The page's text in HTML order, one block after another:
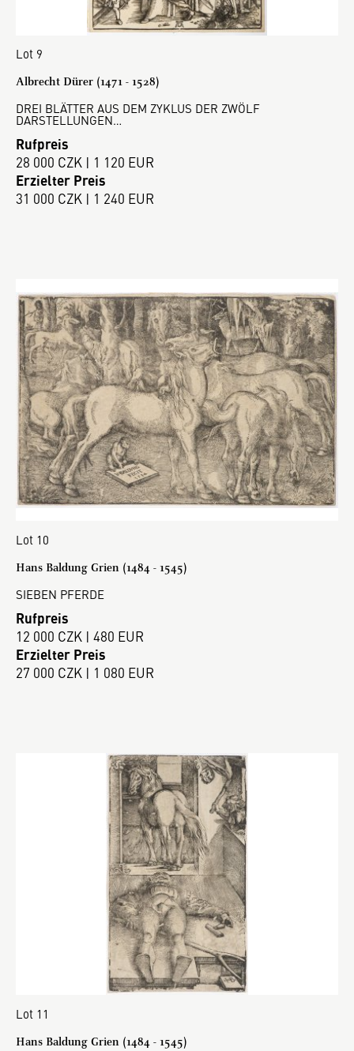
Lot 9
Albrecht Dürer (1471 - 1528)
DREI BLÄTTER AUS DEM ZYKLUS DER ZWÖLF
DARSTELLUNGEN…
Rufpreis
28 000 CZK | 1 120 EUR
Erzielter Preis
31 000 CZK | 1 240 EUR
Lot 10
Hans Baldung Grien (1484 - 1545)
SIEBEN PFERDE
Rufpreis
12 000 CZK | 480 EUR
Erzielter Preis
27 000 CZK | 1 080 EUR
Lot 11
Hans Baldung Grien (1484 - 1545)